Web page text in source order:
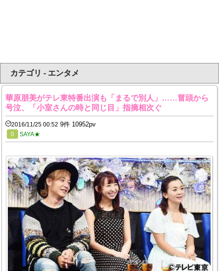
カテゴリ - エンタメ
華原朋美がテレ東特番出演も「まるで別人」……冒頭から
号泣、「小室さんの時と同じ目」指摘相次ぐ
2016/11/25 00:52 9件 10952pv
0 SAYA★